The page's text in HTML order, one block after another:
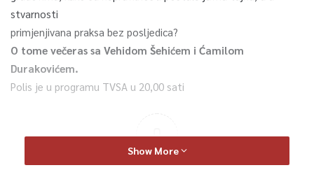
stvarnosti
primjenjivana praksa bez posljedica?
O tome večeras sa Vehidom Šehićem i Ćamilom
Durakovićem.
Polis je u programu TVSA u 20,00 sati
0
Article Rating
Show More